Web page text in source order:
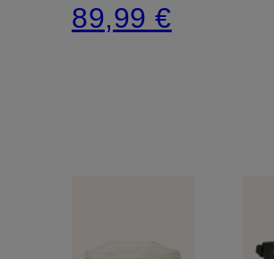
89,99 €